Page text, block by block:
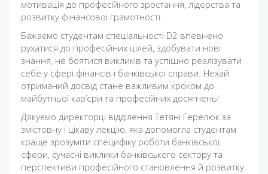
мотивація до професійного зростання, лідерства та
розвитку фінансової грамотності.
Бажаємо студентам спеціальності D2 впевнено
рухатися до професійних цілей, здобувати нові
знання, не боятися викликів та успішно реалізувати
себе у сфері фінансів і банківської справи. Нехай
отриманий досвід стане важливим кроком до
майбутньої кар’єри та професійних досягнень!
Дякуємо директорці відділення Тетяні Герелюк за
змістовну і цікаву лекцію, яка допомогла студентам
краще зрозуміти специфіку роботи банківської
сфери, сучасні виклики банківського сектору та
перспективи професійного становлення й розвитку.